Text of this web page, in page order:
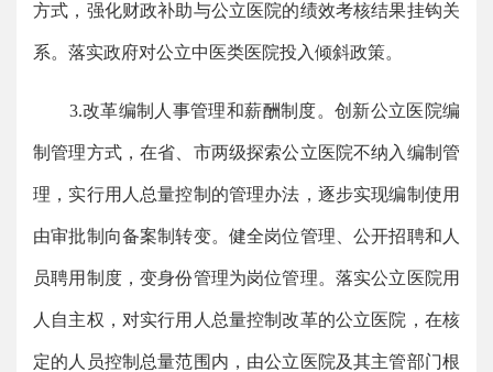
方式，强化财政补助与公立医院的绩效考核结果挂钩关
系。落实政府对公立中医类医院投入倾斜政策。
3.改革编制人事管理和薪酬制度。创新公立医院编
制管理方式，在省、市两级探索公立医院不纳入编制管
理，实行用人总量控制的管理办法，逐步实现编制使用
由审批制向备案制转变。健全岗位管理、公开招聘和人
员聘用制度，变身份管理为岗位管理。落实公立医院用
人自主权，对实行用人总量控制改革的公立医院，在核
定的人员控制总量范围内，由公立医院及其主管部门根